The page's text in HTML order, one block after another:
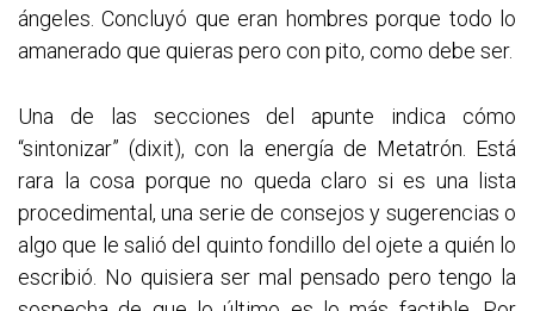
ángeles. Concluyó que eran hombres porque todo lo
amanerado que quieras pero con pito, como debe ser.
Una de las secciones del apunte indica cómo
“sintonizar” (dixit), con la energía de Metatrón. Está
rara la cosa porque no queda claro si es una lista
procedimental, una serie de consejos y sugerencias o
algo que le salió del quinto fondillo del ojete a quién lo
escribió. No quisiera ser mal pensado pero tengo la